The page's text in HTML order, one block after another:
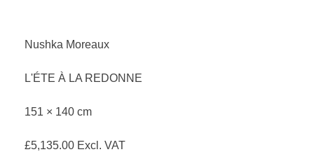
Nushka Moreaux
L'ÉTE À LA REDONNE
151 × 140 cm
£5,135.00 Excl. VAT